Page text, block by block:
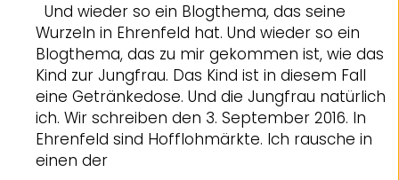
Und wieder so ein Blogthema, das seine
Wurzeln in Ehrenfeld hat. Und wieder so ein
Blogthema, das zu mir gekommen ist, wie das
Kind zur Jungfrau. Das Kind ist in diesem Fall
eine Getränkedose. Und die Jungfrau natürlich
ich. Wir schreiben den 3. September 2016. In
Ehrenfeld sind Hofflohmärkte. Ich rausche in
einen der